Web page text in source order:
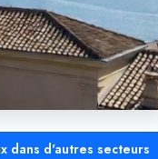
dans d'autres secteurs